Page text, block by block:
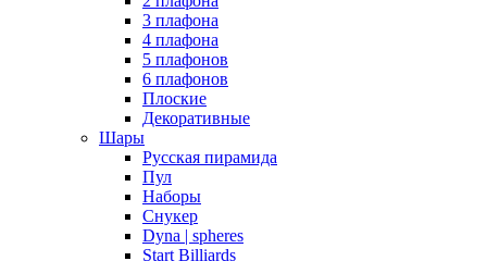
3 плафона
4 плафона
5 плафонов
6 плафонов
Плоские
Декоративные
Шары
Русская пирамида
Пул
Наборы
Снукер
Dyna | spheres
Start Billiards